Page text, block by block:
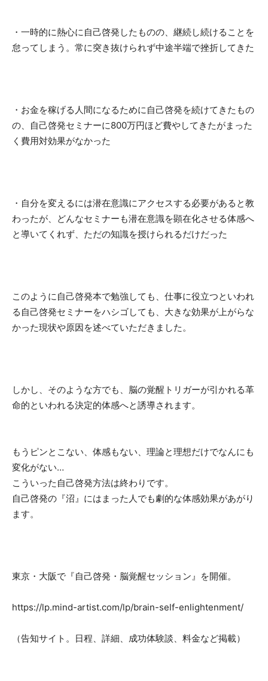
・一時的に熱心に自己啓発したものの、継続し続けることを
怠ってしまう。 常に突き抜けられず中途半端で挫折してきた
・お金を稼げる人間になるために自己啓発を続けてきたもの
の、
自己啓発セミナーに800万円ほど費やしてきたがまった
く費用対効果がなかった
・自分を変えるには潜在意識にアクセスする必要がある と教
わったが、どんなセミナーも潜在意識を顕在化させる体感へ
と導いてくれず、ただの知識を授けられるだけだった
このように自己啓発本で勉強しても、仕事に役立つといわれ
る自己啓発セミナーをハシゴしても、大きな効果が上がらな
かった現状や原因を述べていただきました。
しかし、そのような方でも、脳の覚醒トリガーが引かれる革
命的といわれる決定的体感へと誘導されます。
もうピンとこない、体感もない、理論と理想だけでなんにも
変化がない…
こういった自己啓発方法は終わりです。
自己啓発の『沼』にはまった人でも劇的な体感効果があがり
ます。
東京・大阪で『自己啓発・脳覚醒セッション』を開催。
https://lp.mind-artist.com/lp/brain-self-enlightenment/
（告知サイト。日程、詳細、成功体験談、料金など掲載）